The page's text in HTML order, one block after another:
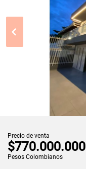
Precio de venta
$770.000.000
Pesos Colombianos